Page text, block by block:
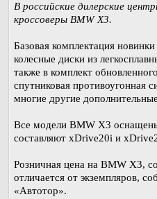
В российские дилерские
кроссоверы BMW X3.
Базовая комплектация
колесные диски из
также в комплект
спутниковая противоугонная
многие другие
Все модели BMW X3
составляют xDrive20i и
Розничная цена на BMW X3,
отличается от экземпляров,
«Автотор».